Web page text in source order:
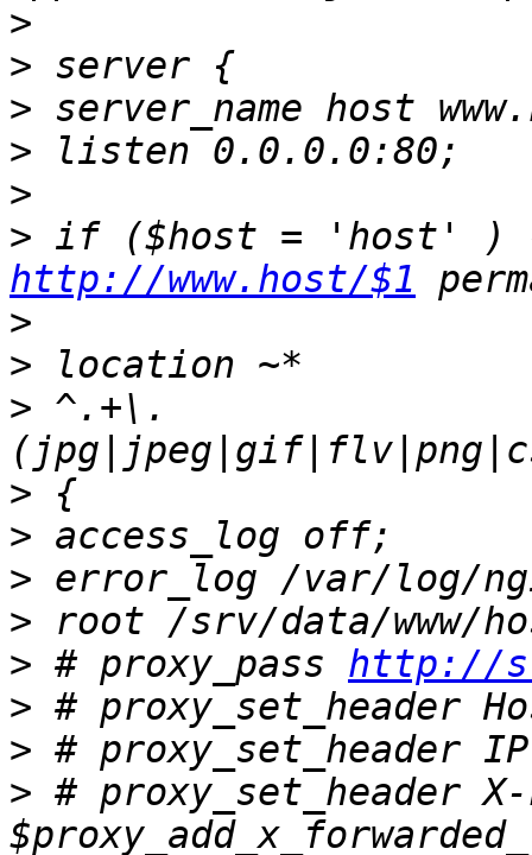
>
>
>
>
>
>
http://www.host/$1
>
>
> ^.+\.
>
>
>
>
> # proxy_pass http://
>
>
> # proxy_set_header